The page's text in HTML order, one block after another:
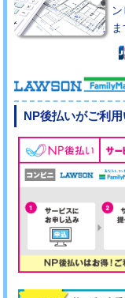
ま
NP後払いがご利